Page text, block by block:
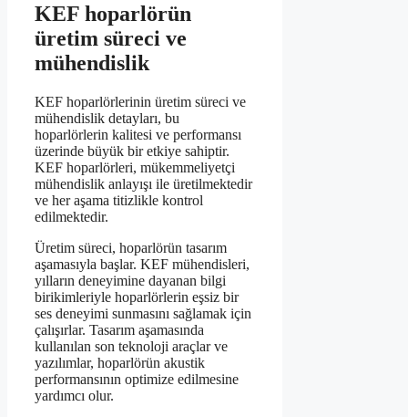
KEF hoparlörün
üretim süreci ve
mühendislik
KEF hoparlörlerinin üretim süreci ve
mühendislik detayları, bu
hoparlörlerin kalitesi ve performansı
üzerinde büyük bir etkiye sahiptir.
KEF hoparlörleri, mükemmeliyetçi
mühendislik anlayışı ile üretilmektedir
ve her aşama titizlikle kontrol
edilmektedir.
Üretim süreci, hoparlörün tasarım
aşamasıyla başlar. KEF mühendisleri,
yılların deneyimine dayanan bilgi
birikimleriyle hoparlörlerin eşsiz bir
ses deneyimi sunmasını sağlamak için
çalışırlar. Tasarım aşamasında
kullanılan son teknoloji araçlar ve
yazılımlar, hoparlörün akustik
performansının optimize edilmesine
yardımcı olur.